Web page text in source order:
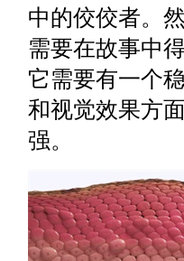
中的佼佼者。
需要在故事中
它需要有一个
和视觉效果方
强。